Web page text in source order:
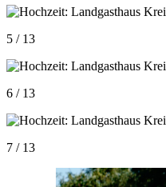
5 / 13
6 / 13
7 / 13